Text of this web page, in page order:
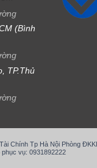
(Bình
TP.Thủ
Chính Tp Hà Nội Phòng
vụ: 0931892222